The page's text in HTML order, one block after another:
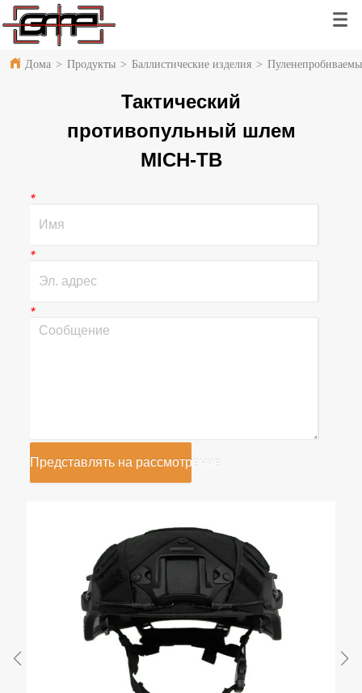
Дома > Продукты > Баллистические изделия >
Тактический
противопульный шлем
MICH-TB
*
*
*
Представлять на рассмотрение